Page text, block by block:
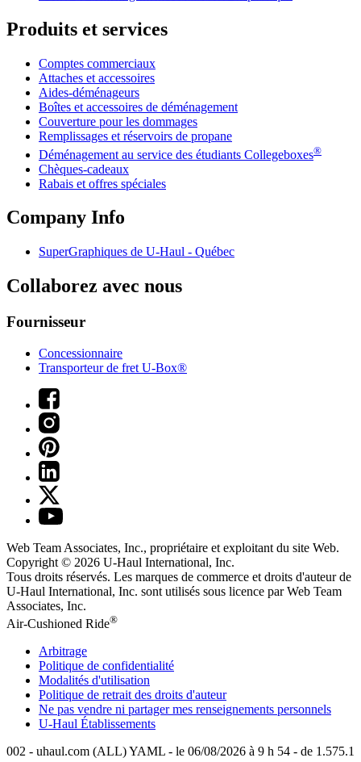
Produits et services
Comptes commerciaux
Attaches et accessoires
Aides-déménageurs
Boîtes et accessoires de déménagement
Couverture pour les dommages
Remplissages et réservoirs de propane
Déménagement au service des étudiants Collegeboxes®
Chèques-cadeaux
Rabais et offres spéciales
Company Info
SuperGraphiques de U-Haul - Québec
Collaborez avec nous
Fournisseur
Concessionnaire
Transporteur de fret U-Box®
Web Team Associates, Inc., propriétaire et exploitant du site Web.
Copyright © 2026 U-Haul International, Inc.
Tous droits réservés. Les marques de commerce et droits d'auteur de
U-Haul International, Inc. sont utilisés sous licence par Web Team
Associates, Inc.
Air-Cushioned Ride®
Arbitrage
Politique de confidentialité
Modalités d'utilisation
Politique de retrait des droits d'auteur
Ne pas vendre ni partager mes renseignements personnels
U-Haul Établissements
002 - uhaul.com (ALL) YAML - le 06/08/2026 à 9 h 54 - de 1.575.1